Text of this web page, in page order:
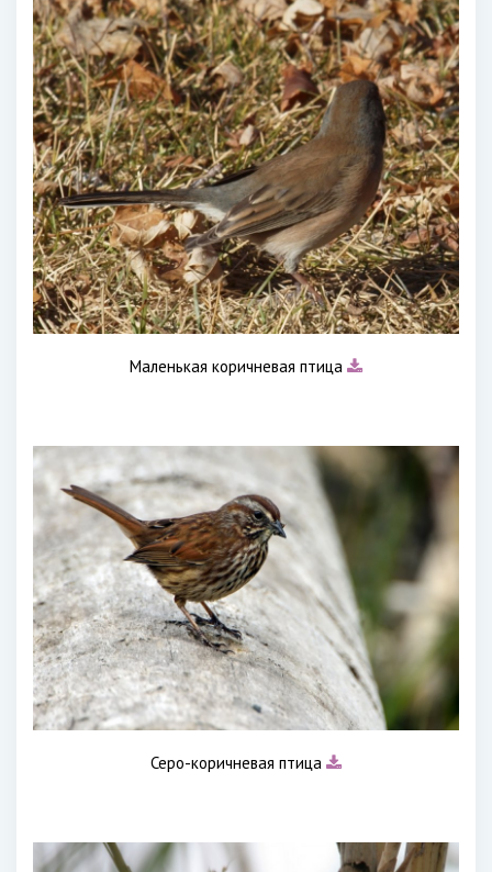
Маленькая коричневая птица
Серо-коричневая птица